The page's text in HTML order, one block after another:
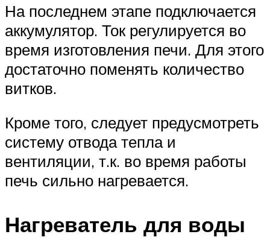
На последнем этапе подключается
аккумулятор. Ток регулируется во
время изготовления печи. Для этого
достаточно поменять количество
витков.
Кроме того, следует предусмотреть
систему отвода тепла и
вентиляции, т.к. во время работы
печь сильно нагревается.
Нагреватель для воды